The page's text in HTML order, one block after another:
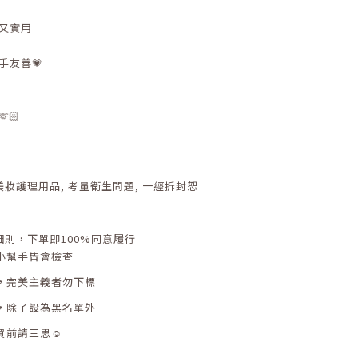
實用
友善💗
妝護理用品, 考量衛生問題, 一經拆封恕
則，下單即100%同意履行
幫手皆會檢查
完美主義者勿下標
除了設為黑名單外
前請三思☺